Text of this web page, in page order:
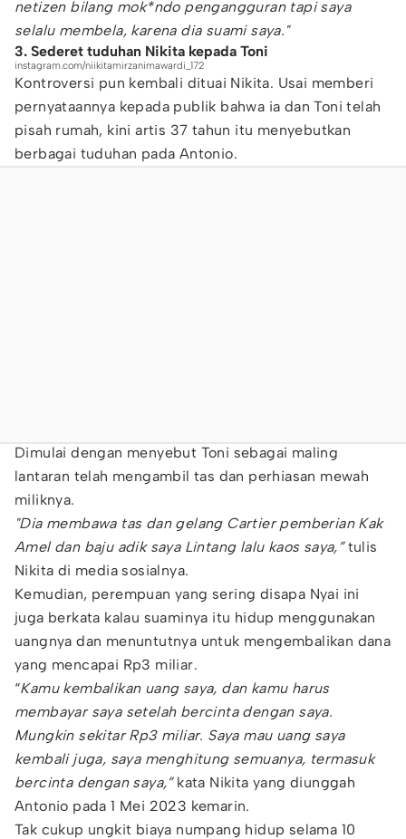
netizen bilang mok*ndo pengangguran tapi saya
selalu membela, karena dia suami saya."
3. Sederet tuduhan Nikita kepada Toni
instagram.com/niikitamirzanimawardi_172
Kontroversi pun kembali dituai Nikita. Usai memberi
pernyataannya kepada publik bahwa ia dan Toni telah
pisah rumah, kini artis 37 tahun itu menyebutkan
berbagai tuduhan pada Antonio.
Dimulai dengan menyebut Toni sebagai maling
lantaran telah mengambil tas dan perhiasan mewah
miliknya.
"Dia membawa tas dan gelang Cartier pemberian Kak
Amel dan baju adik saya Lintang lalu kaos saya,”tulis
Nikita di media sosialnya.
Kemudian, perempuan yang sering disapa Nyai ini
juga berkata kalau suaminya itu hidup menggunakan
uangnya dan menuntutnya untuk mengembalikan dana
yang mencapai Rp3 miliar.
“Kamu kembalikan uang saya, dan kamu harus
membayar saya setelah bercinta dengan saya.
Mungkin sekitar Rp3 miliar. Saya mau uang saya
kembali juga, saya menghitung semuanya, termasuk
bercinta dengan saya,”kata Nikita yang diunggah
Antonio pada 1 Mei 2023 kemarin.
Tak cukup ungkit biaya numpang hidup selama 10